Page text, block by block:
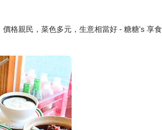
格親民，菜色多元，生意相當好 - 糖糖's 享食